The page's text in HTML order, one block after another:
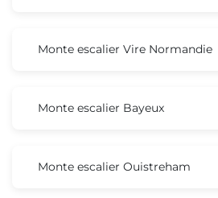
Monte escalier Vire Normandie
Monte escalier Bayeux
Monte escalier Ouistreham